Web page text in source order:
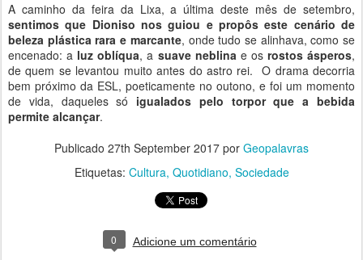
A caminho da feira da Lixa, a última deste mês de setembro,
sentimos que Dioniso nos guiou e propôs este cenário de
beleza plástica rara e marcante, onde tudo se alinhava, como se
encenado: a luz oblíqua, a suave neblinae os rostos ásperos,
de quem se levantou muito antes do astro rei. O drama decorria
bem próximo da ESL, poeticamente no outono, e foi um momento
de vida, daqueles só igualados pelo torpor que a bebida
permite alcançar.
Publicado 27th September 2017 por Geopalavras
Etiquetas: Cultura Quotidiano Sociedade
0 Adicione um comentário